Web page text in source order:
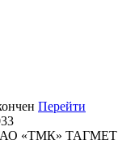
Перейти
«ТМК» ТАГМЕТ